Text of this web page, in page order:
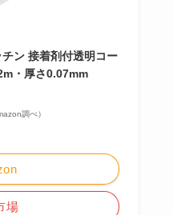
ン 接着剤付透明コー
・厚さ0.07mm
調べ）
場